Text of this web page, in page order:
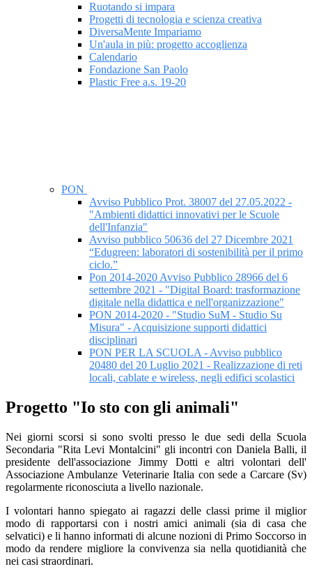
Ruotando si impara
Progetti di tecnologia e scienza creativa
DiversaMente Impariamo
Un'aula in più: progetto accoglienza
Calendario
Fondazione San Paolo
Plastic Free a.s. 19-20
PON
Avviso Pubblico Prot. 38007 del 27.05.2022 -
"Ambienti didattici innovativi per le Scuole
dell'Infanzia"
Avviso pubblico 50636 del 27 Dicembre 2021
“Edugreen: laboratori di sostenibilità per il primo
ciclo.”
Pon 2014-2020 Avviso Pubblico 28966 del 6
settembre 2021 - "Digital Board: trasformazione
digitale nella didattica e nell'organizzazione"
PON 2014-2020 - "Studio SuM - Studio Su
Misura" - Acquisizione supporti didattici
disciplinari
PON PER LA SCUOLA - Avviso pubblico
20480 del 20 Luglio 2021 - Realizzazione di reti
locali, cablate e wireless, negli edifici scolastici
Progetto "Io sto con gli animali"
Nei giorni scorsi si sono svolti presso le due sedi della Scuola
Secondaria "Rita Levi Montalcini" gli incontri con Daniela Balli, il
presidente dell'associazione Jimmy Dotti e altri volontari dell'
Associazione Ambulanze Veterinarie Italia con sede a Carcare (Sv)
regolarmente riconosciuta a livello nazionale.
I volontari hanno spiegato ai ragazzi delle classi prime il miglior
modo di rapportarsi con i nostri amici animali (sia di casa che
selvatici) e li hanno informati di alcune nozioni di Primo Soccorso in
modo da rendere migliore la convivenza sia nella quotidianità che
nei casi straordinari.